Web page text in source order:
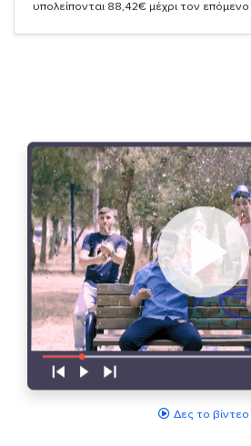
υπολείπονται 88,42€ μέχρι τον
Δες το βίντεο